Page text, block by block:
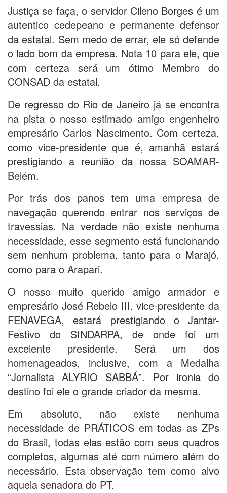
Justiça se faça, o servidor Cileno Borges é um
autentico cedepeano e permanente defensor
da estatal. Sem medo de errar, ele só defende
o lado bom da empresa. Nota 10 para ele, que
com certeza será um ótimo Membro do
CONSAD da estatal.
De regresso do Rio de Janeiro já se encontra
na pista o nosso estimado amigo engenheiro
empresário Carlos Nascimento. Com certeza,
como vice-presidente que é, amanhã estará
prestigiando a reunião da nossa SOAMAR-
Belém.
Por trás dos panos tem uma empresa de
navegação querendo entrar nos serviços de
travessias. Na verdade não existe nenhuma
necessidade, esse segmento está funcionando
sem nenhum problema, tanto para o Marajó,
como para o Arapari.
O nosso muito querido amigo armador e
empresário José Rebelo III, vice-presidente da
FENAVEGA, estará prestigiando o Jantar-
Festivo do SINDARPA, de onde foi um
excelente presidente. Será um dos
homenageados, inclusive, com a Medalha
“Jornalista ALYRIO SABBÁ”. Por ironia do
destino foi ele o grande criador da mesma.
Em absoluto, não existe nenhuma
necessidade de PRÁTICOS em todas as ZPs
do Brasil, todas elas estão com seus quadros
completos, algumas até com número além do
necessário. Esta observação tem como alvo
aquela senadora do PT.